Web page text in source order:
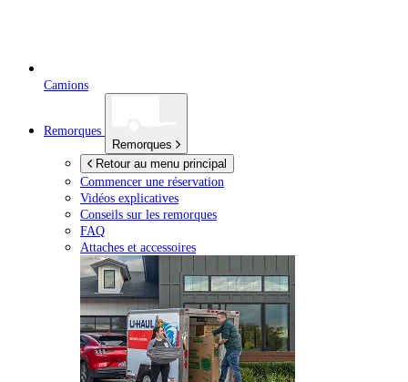
Camions
Remorques
Remorques
Retour au menu principal
Commencer une réservation
Vidéos explicatives
Conseils sur les remorques
FAQ
Attaches et accessoires